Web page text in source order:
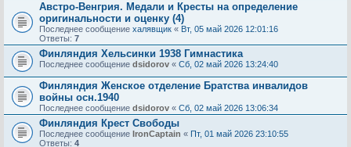
Австро-Венгрия. Медали и Кресты на определение
оригинальности и оценку (4)
Последнее сообщение халявщик « Вт, 05 май 2026 12:01:16
Ответы: 7
Финляндия Хельсинки 1938 Гимнастика
Последнее сообщение dsidorov « Сб, 02 май 2026 13:24:40
Финляндия Женское отделение Братства инвалидов
войны осн.1940
Последнее сообщение dsidorov « Сб, 02 май 2026 13:06:34
Финляндия Крест Свободы
Последнее сообщение IronCaptain « Пт, 01 май 2026 23:10:55
Ответы: 4